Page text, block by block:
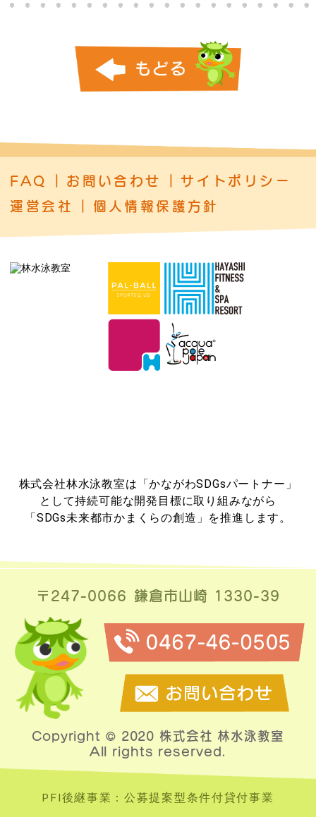
FAQ お問い合わせ
サイトポリシー
運営会社
個人情報保護方針
株式会社林水泳教室は「かながわSDGsパートナー」
として持続可能な開発目標に取り組みながら
「SDGs未来都市かまくらの創造」を推進します。
〒247-0066 鎌倉市山崎 1330-39
Copyright © 2020 株式会社 林水泳教室
All rights reserved.
PFI後継事業：公募提案型条件付貸付事業